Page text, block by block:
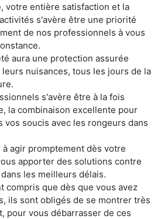
votre entière satisfaction et la
s'avère être une priorité
de nos professionnels à vous
aura une protection assurée
nuisances, tous les jours de la
s'avère être à la fois
la combinaison excellente pour
vos soucis avec les rongeurs dans
agir promptement dès votre
apporter des solutions contre
les meilleurs délais.
compris que dès que vous avez
ils sont obligés de se montrer très
pour vous débarrasser de ces